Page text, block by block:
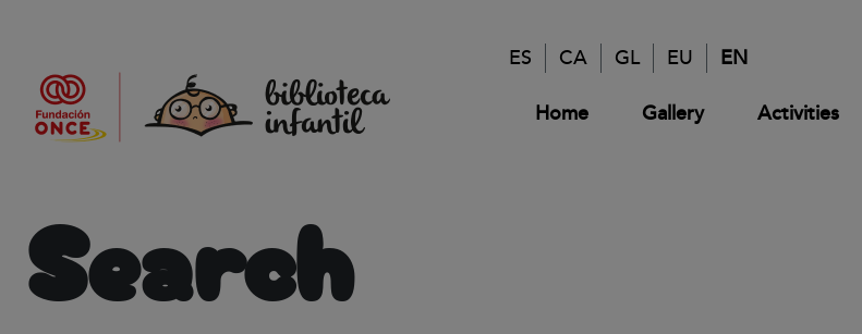
ES CA GL EU EN
Home Gallery Activities
Search